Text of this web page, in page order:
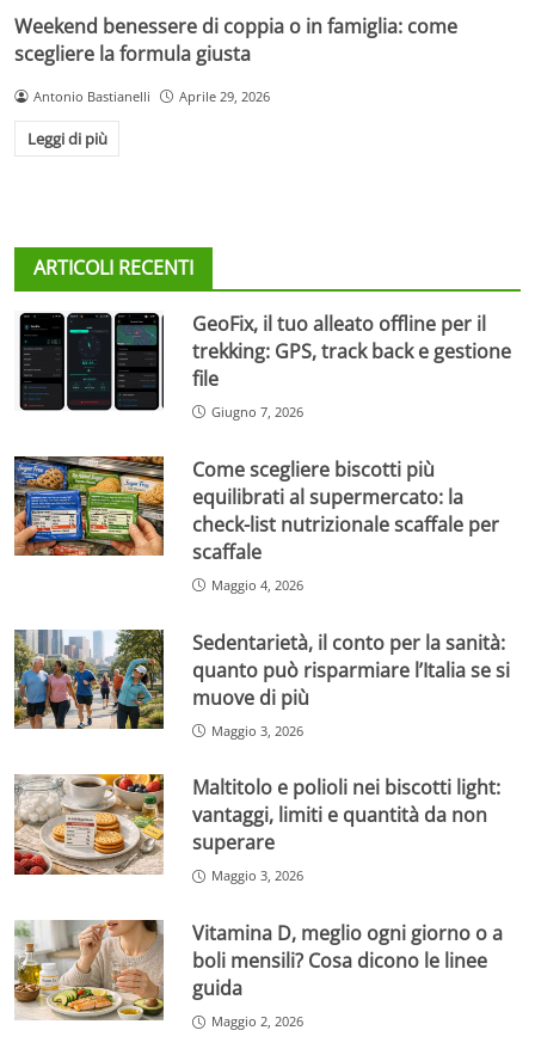
Weekend benessere di coppia o in famiglia: come
scegliere la formula giusta
Antonio Bastianelli Aprile 29, 2026
Leggi di più
ARTICOLI RECENTI
GeoFix, il tuo alleato offline per il
trekking: GPS, track back e gestione
file
Giugno 7, 2026
Come scegliere biscotti più
equilibrati al supermercato: la
check-list nutrizionale scaffale per
scaffale
Maggio 4, 2026
Sedentarietà, il conto per la sanità:
quanto può risparmiare l’Italia se si
muove di più
Maggio 3, 2026
Maltitolo e polioli nei biscotti light:
vantaggi, limiti e quantità da non
superare
Maggio 3, 2026
Vitamina D, meglio ogni giorno o a
boli mensili? Cosa dicono le linee
guida
Maggio 2, 2026